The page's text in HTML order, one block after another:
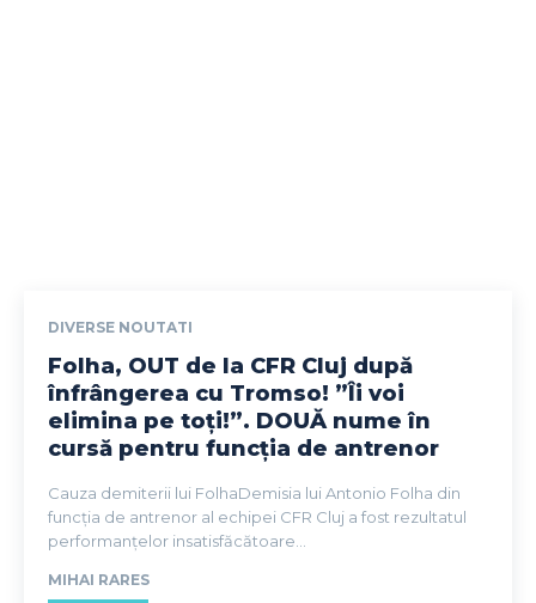
DIVERSE NOUTATI
Folha, OUT de la CFR Cluj după
înfrângerea cu Tromso! ”Îi voi
elimina pe toți!”. DOUĂ nume în
cursă pentru funcția de antrenor
Cauza demiterii lui FolhaDemisia lui Antonio Folha din
funcția de antrenor al echipei CFR Cluj a fost rezultatul
performanțelor insatisfăcătoare...
MIHAI RARES